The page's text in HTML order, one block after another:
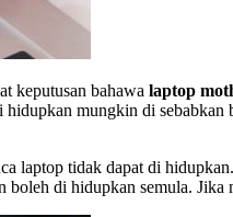
keputusan bahawa laptop
mungkin di sebabkan
laptop tidak dapat di
boleh di hidupkan semula.